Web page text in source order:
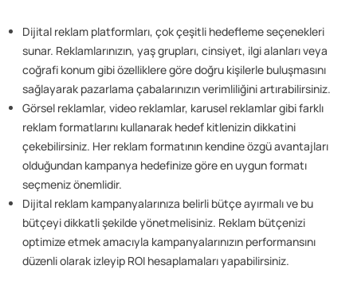
Dijital reklam platformları, çok çeşitli hedefleme seçenekleri
sunar. Reklamlarınızın, yaş grupları, cinsiyet, ilgi alanları veya
coğrafi konum gibi özelliklere göre doğru kişilerle buluşmasını
sağlayarak pazarlama çabalarınızın verimliliğini artırabilirsiniz.
Görsel reklamlar, video reklamlar, karusel reklamlar gibi farklı
reklam formatlarını kullanarak hedef kitlenizin dikkatini
çekebilirsiniz. Her reklam formatının kendine özgü avantajları
olduğundan kampanya hedefinize göre en uygun formatı
seçmeniz önemlidir.
Dijital reklam kampanyalarınıza belirli bütçe ayırmalı ve bu
bütçeyi dikkatli şekilde yönetmelisiniz. Reklam bütçenizi
optimize etmek amacıyla kampanyalarınızın performansını
düzenli olarak izleyip ROI hesaplamaları yapabilirsiniz.